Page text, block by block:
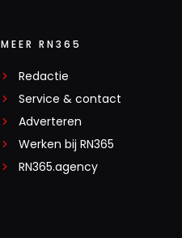
MEER RN365
Redactie
Service & contact
Adverteren
Werken bij RN365
RN365.agency